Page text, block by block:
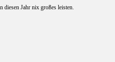
diesen Jahr nix großes leisten.